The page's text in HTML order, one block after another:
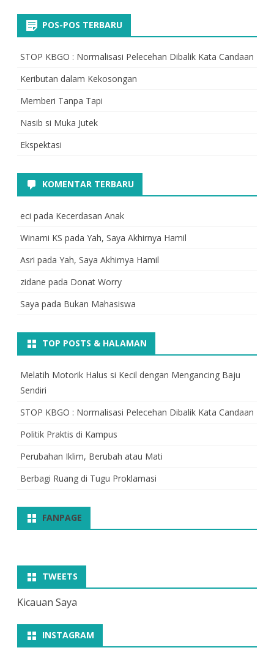
POS-POS TERBARU
STOP KBGO : Normalisasi Pelecehan Dibalik Kata Candaan
Keributan dalam Kekosongan
Memberi Tanpa Tapi
Nasib si Muka Jutek
Ekspektasi
KOMENTAR TERBARU
eci pada Kecerdasan Anak
Winarni KS pada Yah, Saya Akhirnya Hamil
Asri pada Yah, Saya Akhirnya Hamil
zidane pada Donat Worry
Saya pada Bukan Mahasiswa
TOP POSTS & HALAMAN
Melatih Motorik Halus si Kecil dengan Mengancing Baju
Sendiri
STOP KBGO : Normalisasi Pelecehan Dibalik Kata Candaan
Politik Praktis di Kampus
Perubahan Iklim, Berubah atau Mati
Berbagi Ruang di Tugu Proklamasi
FANPAGE
TWEETS
Kicauan Saya
INSTAGRAM